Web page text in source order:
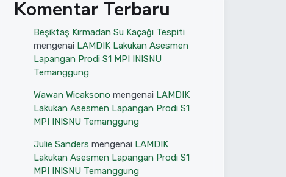
Komentar Terbaru
Beşiktaş Kırmadan Su Kaçağı Tespiti
mengenai LAMDIK Lakukan Asesmen
Lapangan Prodi S1 MPI INISNU
Temanggung
Wawan Wicaksono mengenai LAMDIK
Lakukan Asesmen Lapangan Prodi S1
MPI INISNU Temanggung
Julie Sanders mengenai LAMDIK
Lakukan Asesmen Lapangan Prodi S1
MPI INISNU Temanggung